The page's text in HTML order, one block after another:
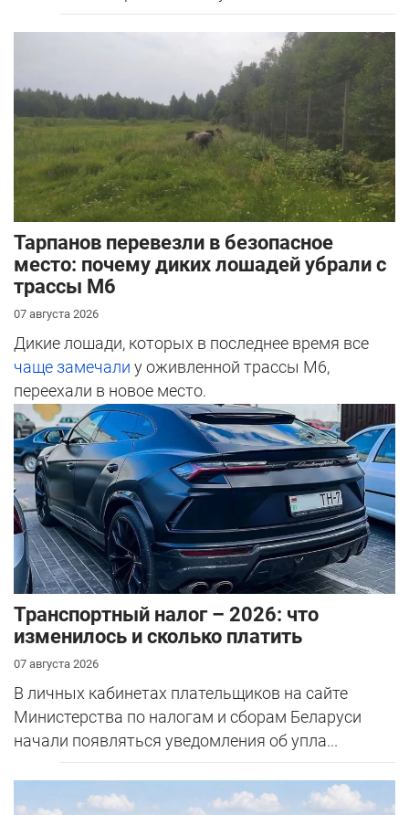
Тарпанов перевезли в безопасное
место: почему диких лошадей убрали с
трассы М6
07 августа 2026
Дикие лошади, которых в последнее время все
чаще замечали у оживленной трассы М6,
переехали в новое место.
Транспортный налог – 2026: что
изменилось и сколько платить
07 августа 2026
В личных кабинетах плательщиков на сайте
Министерства по налогам и сборам Беларуси
начали появляться уведомления об упла...